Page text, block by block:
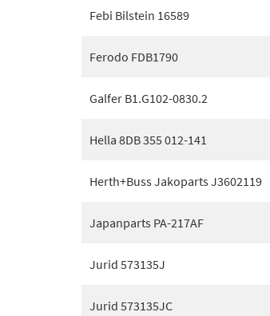
Febi Bilstein 16589
Ferodo FDB1790
Galfer B1.G102-0830.2
Hella 8DB 355 012-141
Herth+Buss Jakoparts J3602119
Japanparts PA-217AF
Jurid 573135J
Jurid 573135JC